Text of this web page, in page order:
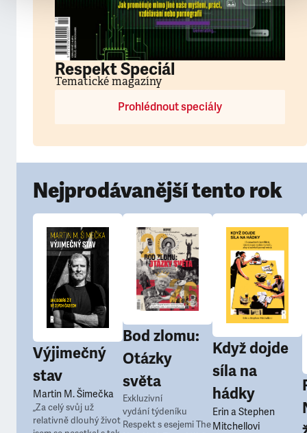
Respekt Speciál
Tematické magazíny
Prohlédnout speciály
Nejprodávanější tento rok
Výjimečný
stav
Martin M. Šimečka
„Za celý svůj už
relativně dlouhý život
Bod zlomu:
Otázky
světa
Exkluzivní
vydání týdeníku
Respekt s esejemi The
Když dojde
síla na
hádky
Erin a Stephen
Mitchellovi